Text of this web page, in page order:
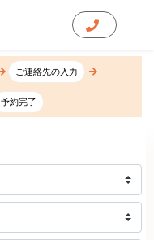
ご連絡先の入力
予約完了